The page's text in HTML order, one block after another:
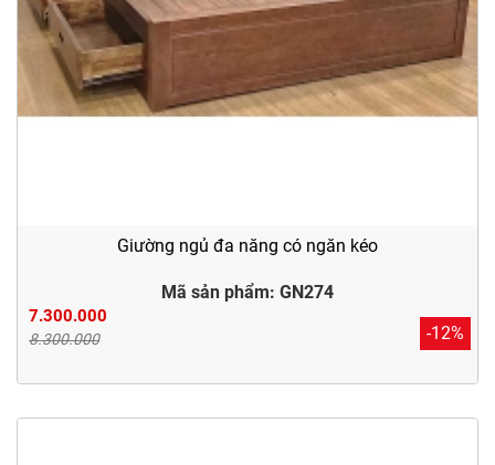
Giường ngủ đa năng có ngăn kéo
Mã sản phẩm: GN274
7.300.000
8.300.000 -12%